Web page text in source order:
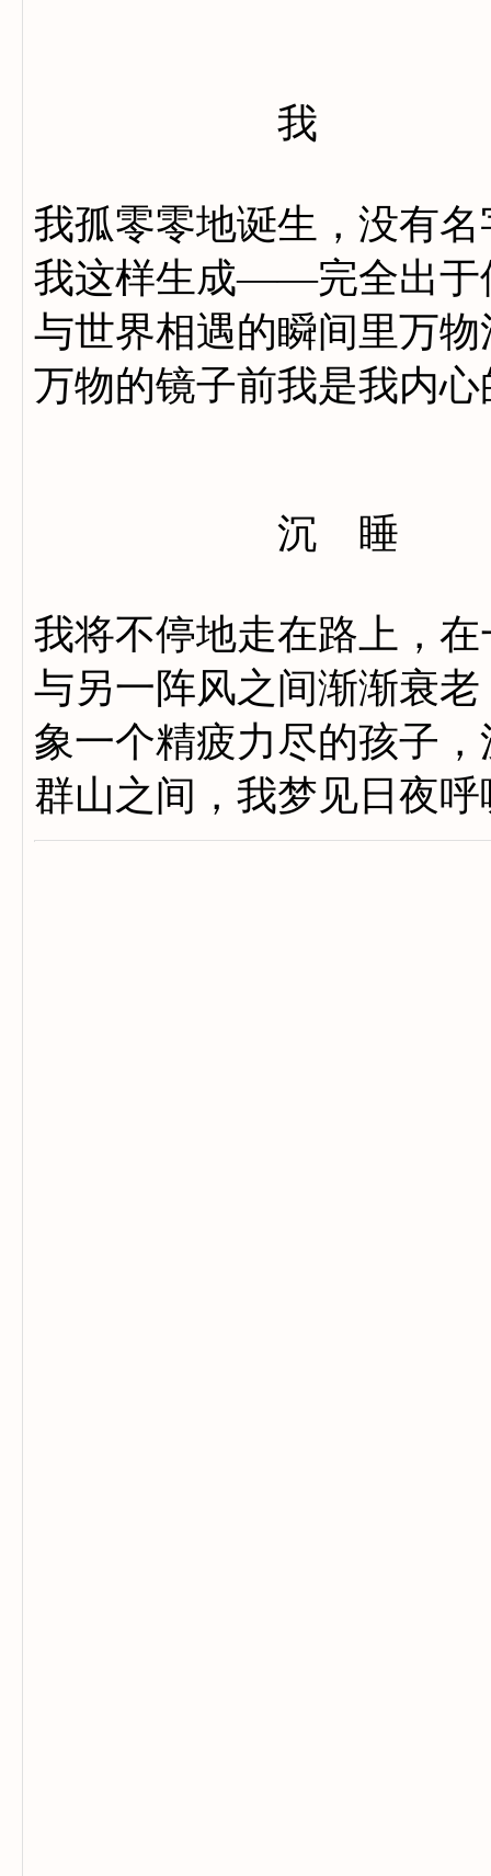
我
我孤零零地诞生，没有
我这样生成——完全出于
与世界相遇的瞬间里万物
万物的镜子前我是我内
沉 睡
我将不停地走在路上，在
与另一阵风之间渐渐衰
象一个精疲力尽的孩子
群山之间，我梦见日夜